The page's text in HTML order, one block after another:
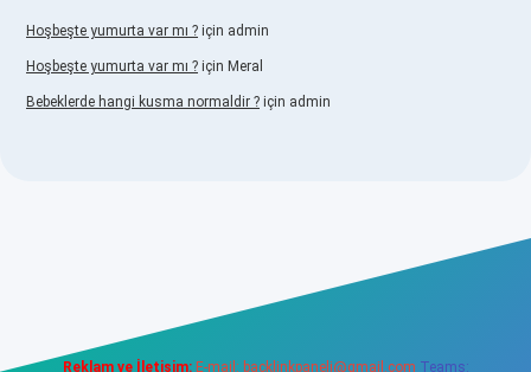
Hoşbeşte yumurta var mı ? için admin
Hoşbeşte yumurta var mı ? için Meral
Bebeklerde hangi kusma normaldir ? için admin
Reklam ve İletişim: E-mail: backlinkpaneli@gmail.com Teams: